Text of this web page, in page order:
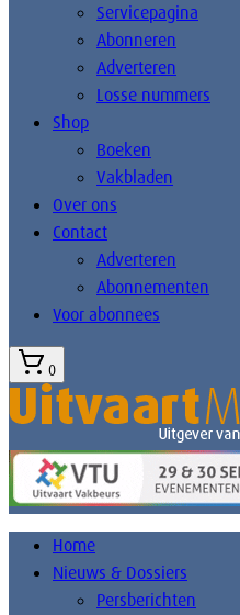
Servicepagina
Abonneren
Adverteren
Losse nummers
Shop
Boeken
Vakbladen
Over ons
Contact
Adverteren
Abonnementen
Voor abonnees
0
Home
Nieuws & Dossiers
Persberichten